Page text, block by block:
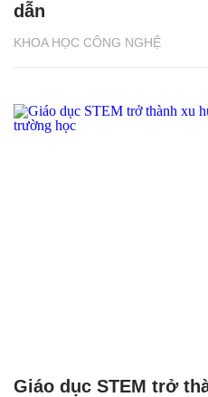
KHOA HỌC CÔNG NGHỆ
dẫn
Giáo dục STEM trở